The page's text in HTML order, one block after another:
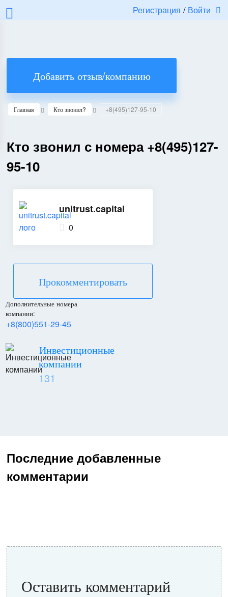
Регистрация / Войти
Добавить отзыв/компанию
Главная Кто звонил? +8(495)127-95-10
Кто звонил с номера +8(495)127-
95-10
unitrust.capital
0
Прокомментировать
Дополнительные номера
компании:
+8(800)551-29-45
Инвестиционные
компании
131
Последние добавленные
комментарии
Оставить комментарий